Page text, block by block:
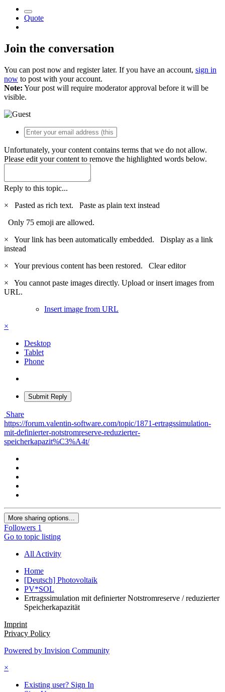
Quote
Join the conversation
You can post now and register later. If you have an account, sign in
now to post with your account.
Note: Your post will require moderator approval before it will be
visible.
Unfortunately, your content contains terms that we do not allow.
Please edit your content to remove the highlighted words below.
Reply to this topic...
×
Pasted as rich text. Paste as plain text instead
Only 75 emoji are allowed.
×
Your link has been automatically embedded. Display as a link
instead
×
Your previous content has been restored. Clear editor
×
You cannot paste images directly. Upload or insert images from
URL.
Insert image from URL
×
Desktop
Tablet
Phone
Submit Reply
Share
https://forum.valentin-software.com/topic/1871-ertragssimulation-
mit-definierter-notstromreserve-reduzierter-
speicherkapazit%C3%A4t/
More sharing options...
Followers 1
Go to topic listing
All Activity
Home
[Deutsch] Photovoltaik
PV*SOL
Ertragssimulation mit definierter Notstromreserve / reduzierter
Speicherkapazität
Imprint
Privacy Policy
Powered by Invision Community
×
Existing user? Sign In